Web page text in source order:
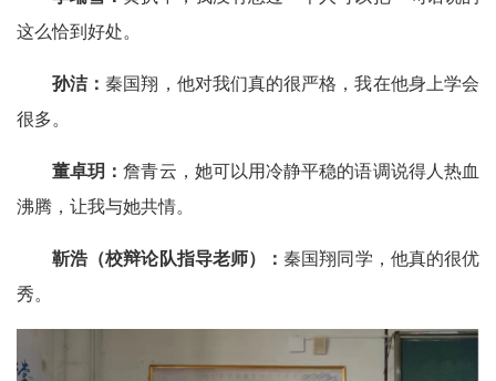
这么恰到好处。
孙洁： 秦国翔，他对我们真的很严格，我在他身上学会
很多。
董卓玥：詹青云，她可以用冷静平稳的语调说得人热血
沸腾，让我与她共情。
靳浩（校辩论队指导老师） ： 秦国翔同学，他真的很优
秀。